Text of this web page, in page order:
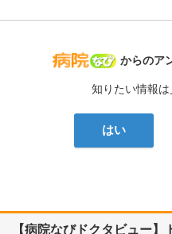
病院なび
からのア
知りたい情報
はい
【病院なびドクタビュー】